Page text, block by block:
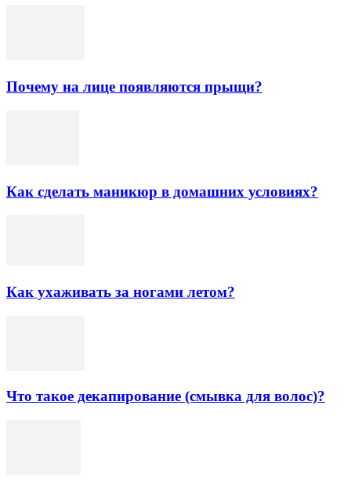
Почему на лице появляются прыщи?
Как сделать маникюр в домашних условиях?
Как ухаживать за ногами летом?
Что такое декапирование (смывка для волос)?